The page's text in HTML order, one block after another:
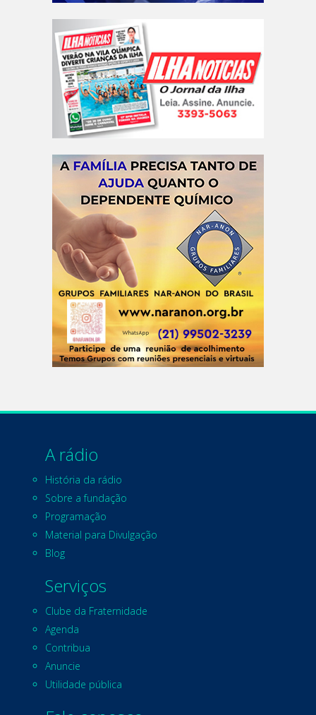
A rádio
História da rádio
Sobre a fundação
Programação
Material para Divulgação
Blog
Serviços
Clube da Fraternidade
Agenda
Contribua
Anuncie
Utilidade pública